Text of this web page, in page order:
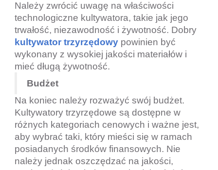
Należy zwrócić uwagę na właściwości
technologiczne kultywatora, takie jak jego
trwałość, niezawodność i żywotność. Dobry
kultywator trzyrzędowy powinien być
wykonany z wysokiej jakości materiałów i
mieć długą żywotność.
Budżet
Na koniec należy rozważyć swój budżet.
Kultywatory trzyrzędowe są dostępne w
różnych kategoriach cenowych i ważne jest,
aby wybrać taki, który mieści się w ramach
posiadanych środków finansowych. Nie
należy jednak oszczędzać na jakości,